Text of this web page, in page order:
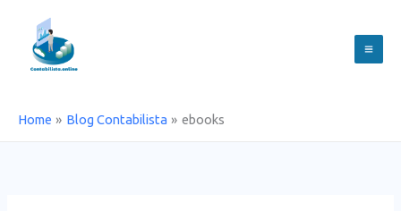
content
Home Blog Contabilista ebooks